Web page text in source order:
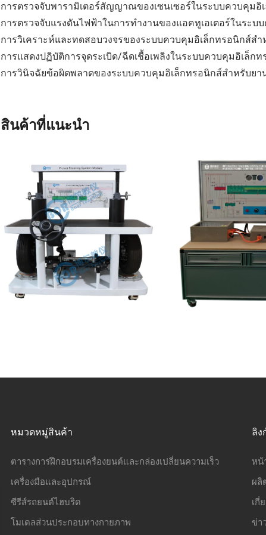
การตรวจจับพารามิเตอร์สัญญาณของเซนเซอร์ในระบบควบคุม
การตรวจจับแรงดันไฟฟ้าในการทำงานของแอคทูเอเตอร์ในระ
การวิเคราะห์และทดสอบวงจรของระบบควบคุมอิเล็กทรอนิกส์ส
การแสดงปฏิบัติการจุดระเบิด/ฉีดเชื้อเพลิงในระบบควบคุมอิเล็ก
การวินิจฉัยข้อผิดพลาดของระบบควบคุมอิเล็กทรอนิกส์สำหรับยา
สินค้าที่แนะนำ
หมวดหมู่สินค้า
ตารางการฝึกอบรมเครื่องยนต์และกล่องเปลี่ยนความเร็ว
เครื่องมือและอุปกรณ์
ซีรีส์รถยนต์ไฮบริด
โมเดลส่วนประกอบทางกายภาพ
ลิง
หน้
ผ
เกี่
ข่า